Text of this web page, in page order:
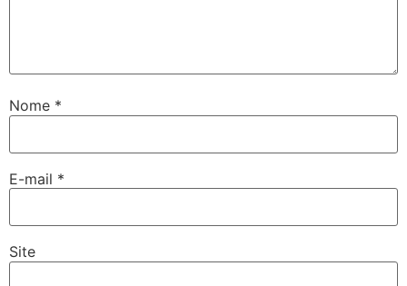
Nome *
E-mail *
Site